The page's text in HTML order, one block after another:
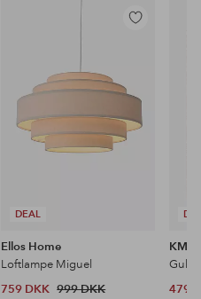
DEAL
Tilføj
Ellos Home
Loftlampe Miguel
759 DKK 999 DKK
KM
479